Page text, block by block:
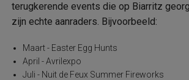
terugkerende events die op Biarritz
zijn echte aanraders. Bijvoorbeeld:
Maart - Easter Egg Hunts
April - Avrilexpo
Juli - Nuit de Feux Summer Fireworks